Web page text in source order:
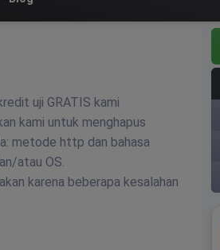
uji GRATIS kami
kami untuk menghapus
metode http dan bahasa
atau OS.
karena beberapa kesalahan